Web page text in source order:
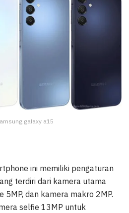
galaxy a15
ini memiliki pengaturan
terdiri dari kamera utama
5MP, dan kamera makro 2MP.
selfie 13MP untuk